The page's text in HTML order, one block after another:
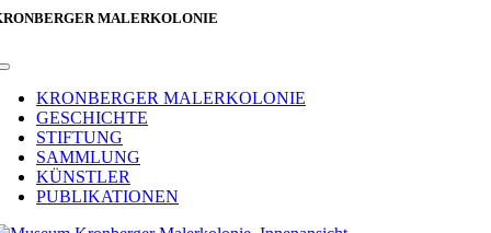
MALERKOLONIE
Toggle
NavigationKRONBERGER MALERKOLONIE
GESCHICHTE
STIFTUNG
SAMMLUNG
KÜNSTLER
PUBLIKATIONEN